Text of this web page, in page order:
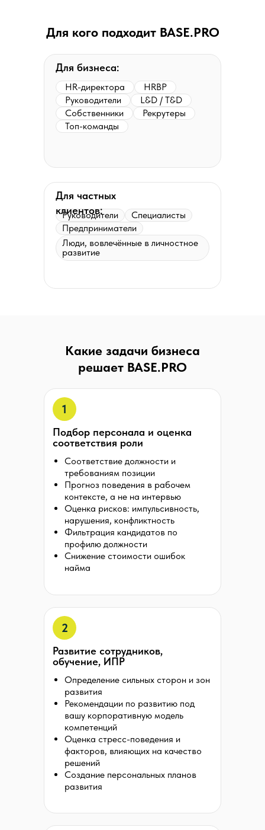
Для кого подходит BASE.PRO
HR-директора
HRBP
Руководители
L&D / T&D
Собственники
Рекрутеры
Топ-команды
Руководители
Специалисты
Предприниматели
Люди, вовлечённые в личностное
развитие
Для частных
клиентов:
Для бизнеса:
Определение сильных сторон и зон
развития
Рекомендации по развитию под
вашу корпоративную модель
компетенций
Оценка стресс-поведения и
факторов, влияющих на качество
решений
Создание персональных планов
развития
Развитие сотрудников,
обучение, ИПР
2
Какие задачи бизнеса
решает BASE.PRO
Соответствие должности и
требованиям позиции
Прогноз поведения в рабочем
контексте, а не на интервью
Оценка рисков: импульсивность,
нарушения, конфликтность
Фильтрация кандидатов по
профилю должности
Снижение стоимости ошибок
найма
Подбор персонала и оценка
соответствия роли
1